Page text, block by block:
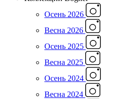
Осень 2026
Весна 2026
Осень 2025
Весна 2025
Осень 2024
Весна 2024